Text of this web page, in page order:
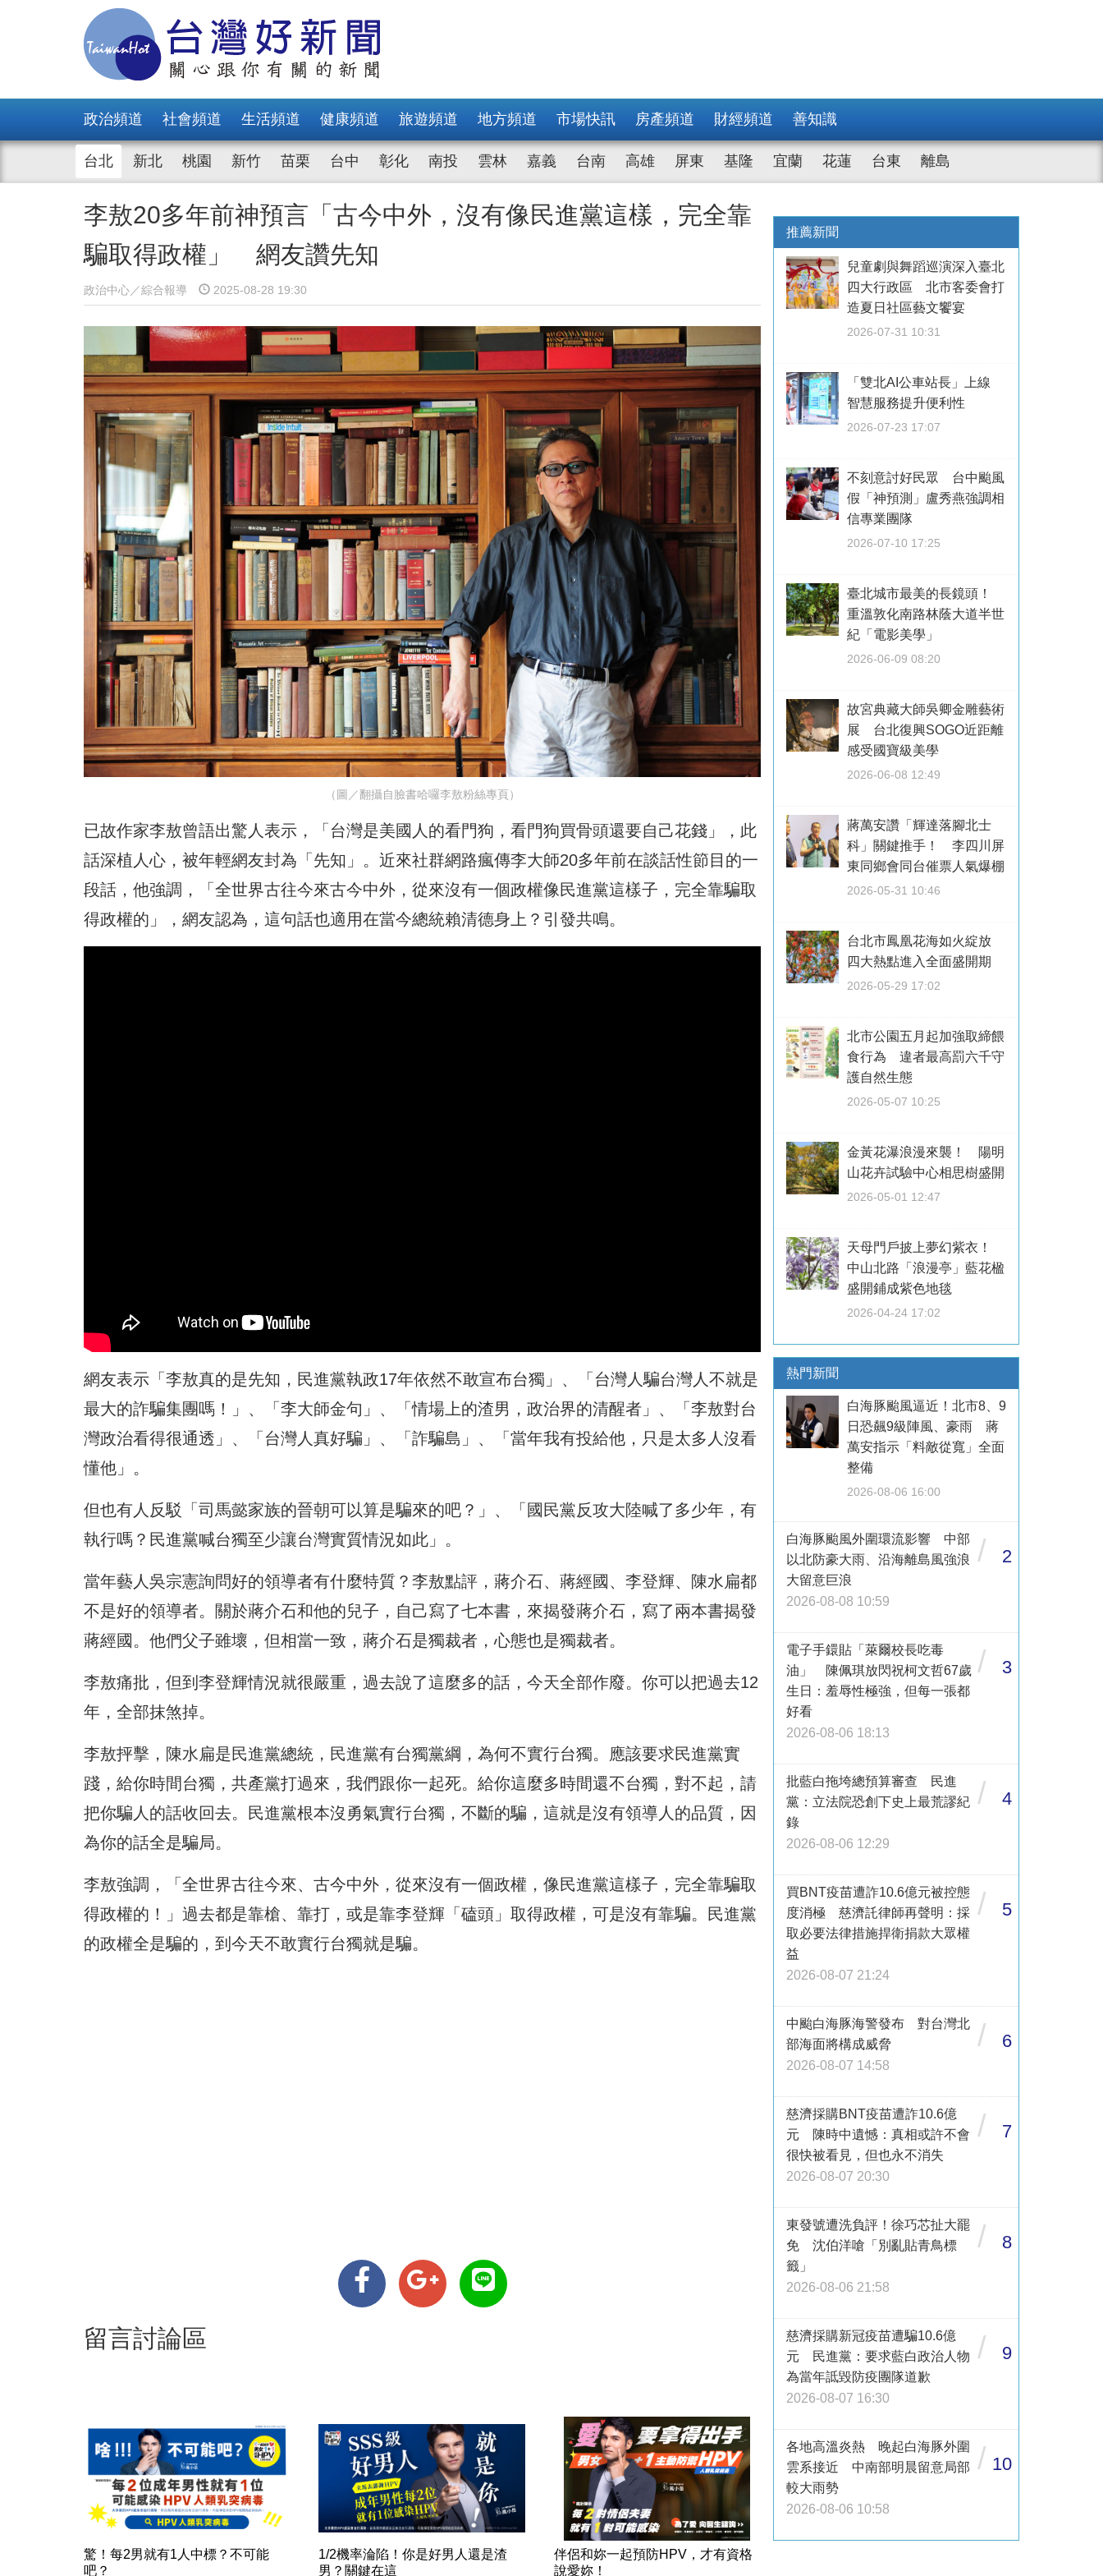
政治頻道 社會頻道 生活頻道 健康頻道 旅遊頻道 地方頻道 市場快訊 房產頻道 財經頻道 善知識
台北 新北 桃園 新竹 苗栗 台中 彰化 南投 雲林 嘉義 台南 高雄 屏東 基隆 宜蘭 花蓮 台東 離島
李敖20多年前神預言「古今中外，沒有像民進黨這樣，完全靠
騙取得政權」 網友讚先知
政治中心／綜合報導 2025-08-28 19:30
（圖／翻攝自臉書哈囉李敖粉絲專頁）
已故作家李敖曾語出驚人表示，「台灣是美國人的看門狗，看門狗買骨頭還要自己花錢」，此
話深植人心，被年輕網友封為「先知」。近來社群網路瘋傳李大師20多年前在談話性節目的一
段話，他強調，「全世界古往今來古今中外，從來沒有一個政權像民進黨這樣子，完全靠騙取
得政權的」，網友認為，這句話也適用在當今總統賴清德身上？引發共鳴。
網友表示「李敖真的是先知，民進黨執政17年依然不敢宣布台獨」 、「台灣人騙台灣人不就是
最大的詐騙集團嗎！」、「李大師金句」、「情場上的渣男，政治界的清醒者」、「李敖對台
灣政治看得很通透」、「台灣人真好騙」、「詐騙島」、「當年我有投給他，只是太多人沒看
懂他」。
但也有人反駁「司馬懿家族的晉朝可以算是騙來的吧？」、「國民黨反攻大陸喊了多少年，有
執行嗎？民進黨喊台獨至少讓台灣實質情況如此」。
當年藝人吳宗憲詢問好的領導者有什麼特質？李敖點評，蔣介石、蔣經國、李登輝、陳水扁都
不是好的領導者。關於蔣介石和他的兒子，自己寫了七本書，來揭發蔣介石，寫了兩本書揭發
蔣經國。他們父子雖壞，但相當一致，蔣介石是獨裁者，心態也是獨裁者。
李敖痛批，但到李登輝情況就很嚴重，過去說了這麼多的話，今天全部作廢。你可以把過去12
年，全部抹煞掉。
李敖抨擊，陳水扁是民進黨總統，民進黨有台獨黨綱，為何不實行台獨。應該要求民進黨實
踐，給你時間台獨，共產黨打過來，我們跟你一起死。給你這麼多時間還不台獨，對不起，請
把你騙人的話收回去。民進黨根本沒勇氣實行台獨，不斷的騙，這就是沒有領導人的品質，因
為你的話全是騙局。
李敖強調，「全世界古往今來、古今中外，從來沒有一個政權，像民進黨這樣子，完全靠騙取
得政權的！」過去都是靠槍、靠打，或是靠李登輝「磕頭」取得政權，可是沒有靠騙。民進黨
的政權全是騙的，到今天不敢實行台獨就是騙。
留言討論區
驚！每2男就有1人中標？不可能
吧？
1/2機率淪陷！你是好男人還是渣
男？關鍵在這
伴侶和妳一起預防HPV，才有資格
說愛妳！
推薦新聞
兒童劇與舞蹈巡演深入臺北
四大行政區 北市客委會打
造夏日社區藝文饗宴
2026-07-31 10:31
「雙北AI公車站長」上線
智慧服務提升便利性
2026-07-23 17:07
不刻意討好民眾 台中颱風
假「神預測」盧秀燕強調相
信專業團隊
2026-07-10 17:25
臺北城市最美的長鏡頭！
重溫敦化南路林蔭大道半世
紀「電影美學」
2026-06-09 08:20
故宮典藏大師吳卿金雕藝術
展 台北復興SOGO近距離
感受國寶級美學
2026-06-08 12:49
蔣萬安讚「輝達落腳北士
科」關鍵推手！ 李四川屏
東同鄉會同台催票人氣爆棚
2026-05-31 10:46
台北市鳳凰花海如火綻放
四大熱點進入全面盛開期
2026-05-29 17:02
北市公園五月起加強取締餵
食行為 違者最高罰六千守
護自然生態
2026-05-07 10:25
金黃花瀑浪漫來襲！ 陽明
山花卉試驗中心相思樹盛開
2026-05-01 12:47
天母門戶披上夢幻紫衣！
中山北路「浪漫亭」藍花楹
盛開鋪成紫色地毯
2026-04-24 17:02
熱門新聞
白海豚颱風逼近！北市8、9
日恐飆9級陣風、豪雨 蔣
萬安指示「料敵從寬」全面
整備
2026-08-06 16:00
白海豚颱風外圍環流影響 中部
以北防豪大雨、沿海離島風強浪
大留意巨浪
2026-08-08 10:59
/ 2
電子手鐶貼「萊爾校長吃毒
油」 陳佩琪放閃祝柯文哲67歲
生日：羞辱性極強，但每一張都
好看
2026-08-06 18:13
/ 3
批藍白拖垮總預算審查 民進
黨：立法院恐創下史上最荒謬紀
錄
2026-08-06 12:29
/ 4
買BNT疫苗遭詐10.6億元被控態
度消極 慈濟託律師再聲明：採
取必要法律措施捍衛捐款大眾權
益
2026-08-07 21:24
/ 5
中颱白海豚海警發布 對台灣北
部海面將構成威脅
2026-08-07 14:58
/ 6
慈濟採購BNT疫苗遭詐10.6億
元 陳時中遺憾：真相或許不會
很快被看見，但也永不消失
2026-08-07 20:30
/ 7
東發號遭洗負評！徐巧芯扯大罷
免 沈伯洋嗆「別亂貼青鳥標
籤」
2026-08-06 21:58
/ 8
慈濟採購新冠疫苗遭騙10.6億
元 民進黨：要求藍白政治人物
為當年詆毀防疫團隊道歉
2026-08-07 16:30
/ 9
各地高溫炎熱 晚起白海豚外圍
雲系接近 中南部明晨留意局部
較大雨勢
2026-08-06 10:58
/ 10